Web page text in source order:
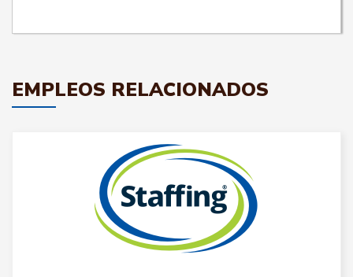
EMPLEOS RELACIONADOS